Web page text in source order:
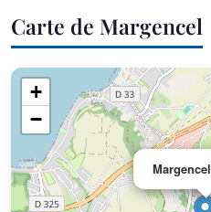
Carte de Margencel
Margencel
+
−